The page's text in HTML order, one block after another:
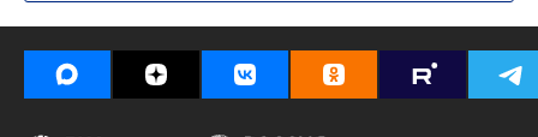
СН_Образование
Москва